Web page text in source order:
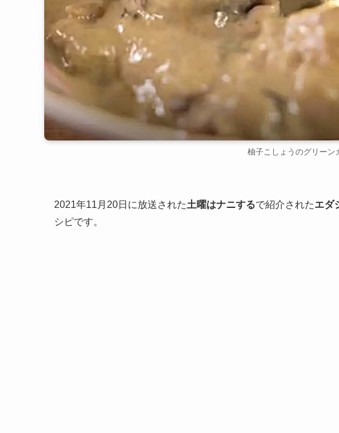
柚子こしょうのグリーン
2021年11月20日に放送された土曜はナニするで紹介されたエダ
シピです。